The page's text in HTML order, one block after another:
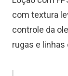
com textura
controle da
rugas e